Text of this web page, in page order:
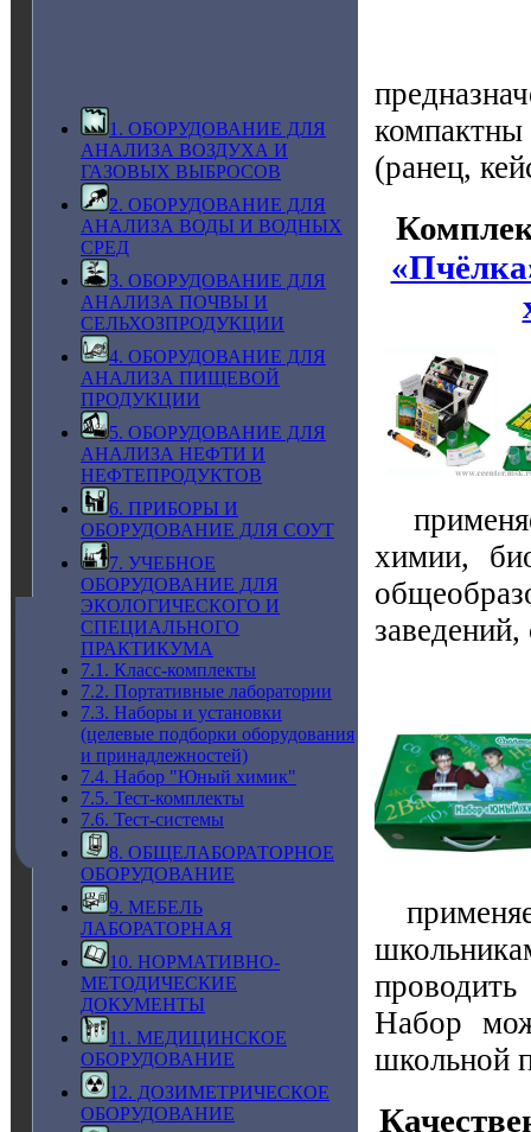
1. ОБОРУДОВАНИЕ ДЛЯ
АНАЛИЗА ВОЗДУХА И
ГАЗОВЫХ ВЫБРОСОВ
2. ОБОРУДОВАНИЕ ДЛЯ
АНАЛИЗА ВОДЫ И ВОДНЫХ
СРЕД
3. ОБОРУДОВАНИЕ ДЛЯ
АНАЛИЗА ПОЧВЫ И
СЕЛЬХОЗПРОДУКЦИИ
4. ОБОРУДОВАНИЕ ДЛЯ
АНАЛИЗА ПИЩЕВОЙ
ПРОДУКЦИИ
5. ОБОРУДОВАНИЕ ДЛЯ
АНАЛИЗА НЕФТИ И
НЕФТЕПРОДУКТОВ
6. ПРИБОРЫ И
ОБОРУДОВАНИЕ ДЛЯ СОУТ
7. УЧЕБНОЕ
ОБОРУДОВАНИЕ ДЛЯ
ЭКОЛОГИЧЕСКОГО И
СПЕЦИАЛЬНОГО
ПРАКТИКУМА
7.1. Класс-комплекты
7.2. Портативные лаборатории
7.3. Наборы и установки
(целевые подборки оборудования
и принадлежностей)
7.4. Набор "Юный химик"
7.5. Тест-комплекты
7.6. Тест-системы
8. ОБЩЕЛАБОРАТОРНОЕ
ОБОРУДОВАНИЕ
9. МЕБЕЛЬ
ЛАБОРАТОРНАЯ
10. НОРМАТИВНО-
МЕТОДИЧЕСКИЕ
ДОКУМЕНТЫ
11. МЕДИЦИНСКОЕ
ОБОРУДОВАНИЕ
12. ДОЗИМЕТРИЧЕСКОЕ
ОБОРУДОВАНИЕ
(ранец,
химии,
Набор
школьной